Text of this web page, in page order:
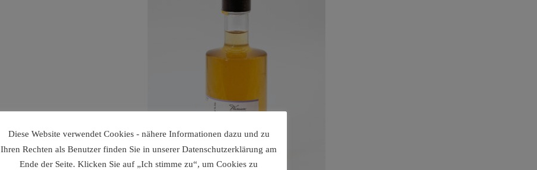
Diese Website verwendet Cookies - nähere Informationen dazu und zu
Ihren Rechten als Benutzer finden Sie in unserer Datenschutzerklärung am
Ende der Seite. Klicken Sie auf „Ich stimme zu“, um Cookies zu